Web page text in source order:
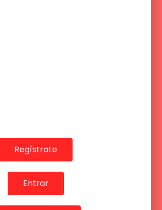
Regístrate
Entrar